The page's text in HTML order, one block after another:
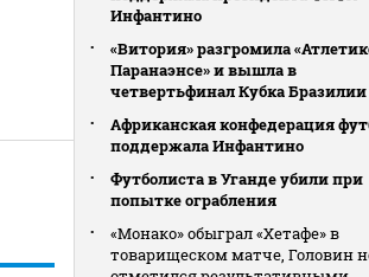
Инфантино
«Витория» разгромила
Паранаэнсе» и вышла в
четвертьфинал Кубка Бразилии
Африканская конфедерация
поддержала Инфантино
Футболиста в Уганде убили при
попытке ограбления
«Монако» обыграл «Хетафе» в
товарищеском матче, Головин